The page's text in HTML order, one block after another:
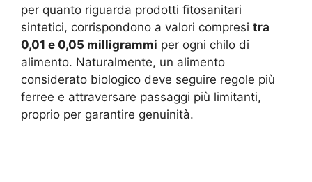
per quanto riguarda prodotti fitosanitari
sintetici, corrispondono a valori compresi tra
0,01 e 0,05 milligrammi per ogni chilo di
alimento. Naturalmente, un alimento
considerato biologico deve seguire regole più
ferree e attraversare passaggi più limitanti,
proprio per garantire genuinità.